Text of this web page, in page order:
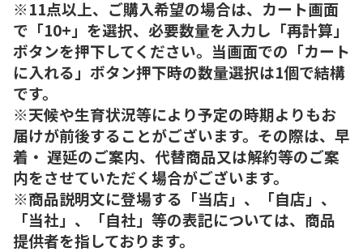
※11点以上、ご購入希望の場合は、カート画面
で「10+」を選択、必要数量を入力し「再計算」
ボタンを押下してください。当画面での「カート
に入れる」ボタン押下時の数量選択は1個で結構
です。
※天候や生育状況等により予定の時期よりもお
届けが前後することがございます。その際は、早
着・ 遅延のご案内、代替商品又は解約等のご案
内をさせていただく場合がございます。
※商品説明文に登場する「当店」、「自店」、
「当社」、「自社」等の表記については、商品
提供者を指しております。